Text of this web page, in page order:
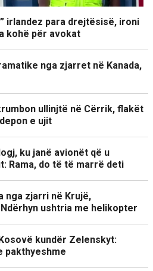
irlandez para drejtësisë, ironi
kohë për avokat
nga zjarret në Kanada,
ullinjtë në Cërrik, flakët
e ujit
ku janë avionët që u
Rama, do të të marrë deti
nga zjarri në Krujë,
ushtria me helikopter
kundër Zelenskyt:
pakthyeshme